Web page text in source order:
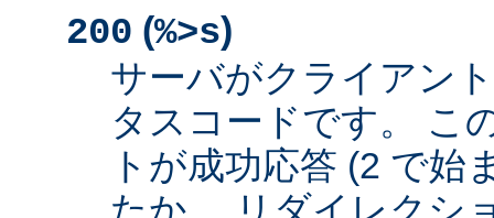
200 (%>s)
サーバがクライアン
タスコードです。 こ
トが成功応答 (2 で始
たか、 リダイレクシ